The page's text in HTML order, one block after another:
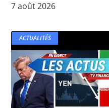
7 août 2026
ACTUALITÉS